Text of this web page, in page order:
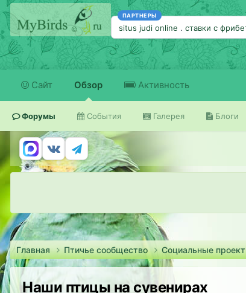
ПАРТНЕРЫ
situs judi online . ставки с
Сайт Обзор
Форумы События Галерея Блоги
Активность
Главная Птичье сообщество Социальные
Наши птицы на сувенирах